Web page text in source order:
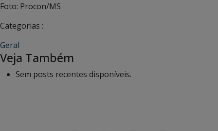
Foto: Procon/MS
Categorias :
Geral
Veja Também
Sem posts recentes disponíveis.